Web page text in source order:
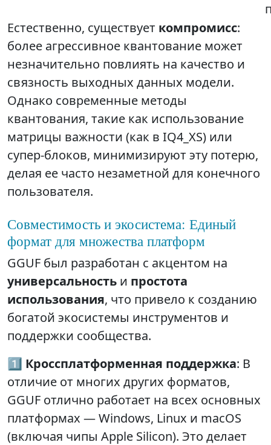
Естественно, существует компромисс:
более агрессивное квантование может
незначительно повлиять на качество и
связность выходных данных модели.
Однако современные методы
квантования, такие как использование
матрицы важности (как в IQ4_XS) или
супер-блоков, минимизируют эту потерю,
делая ее часто незаметной для конечного
пользователя.
Совместимость и экосистема: Единый
формат для множества платформ
GGUF был разработан с акцентом на
универсальность и простота
использования, что привело к созданию
богатой экосистемы инструментов и
поддержки сообщества.
1️⃣ Кроссплатформенная поддержка: В
отличие от многих других форматов,
GGUF отлично работает на всех основных
платформах — Windows, Linux и macOS
(включая чипы Apple Silicon). Это делает